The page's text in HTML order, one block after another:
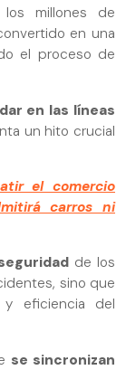
los millones de
en una
el proceso de
en las líneas
un hito crucial
el comercio
carros ni
de los
sino que
y eficiencia del
se sincronizan